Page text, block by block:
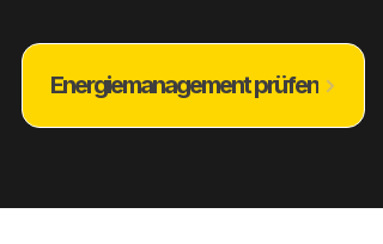
Energiemanagement prüfen